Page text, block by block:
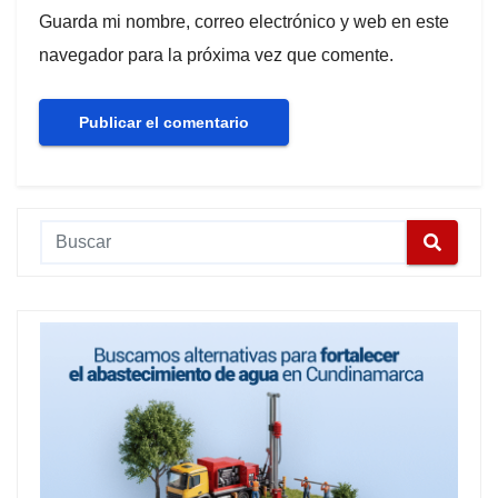
Guarda mi nombre, correo electrónico y web en este
navegador para la próxima vez que comente.